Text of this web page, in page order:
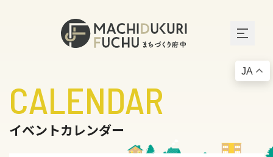
CALENDAR
イベントカレンダー
JA